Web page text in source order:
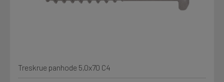
Prislister
Treskrue panhode 5,0x70 C4